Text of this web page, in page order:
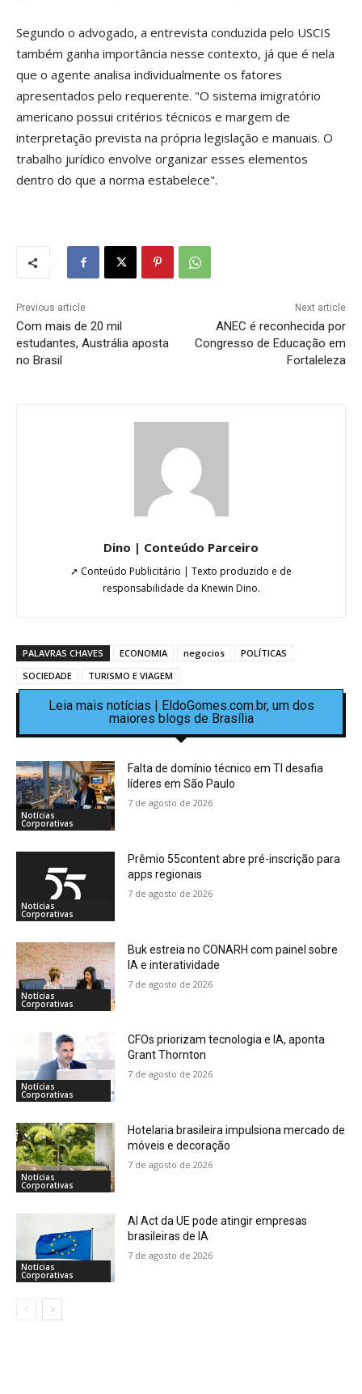
Segundo o advogado, a entrevista conduzida pelo USCIS
também ganha importância nesse contexto, já que é nela
que o agente analisa individualmente os fatores
apresentados pelo requerente. "O sistema imigratório
americano possui critérios técnicos e margem de
interpretação prevista na própria legislação e manuais. O
trabalho jurídico envolve organizar esses elementos
dentro do que a norma estabelece".
Previous article
Com mais de 20 mil
estudantes, Austrália aposta
no Brasil
Next article
ANEC é reconhecida por
Congresso de Educação em
Fortaleleza
Dino | Conteúdo Parceiro
➚ Conteúdo Publicitário | Texto produzido e de
responsabilidade da Knewin Dino.
PALAVRAS CHAVES ECONOMIA negocios
POLÍTICAS
SOCIEDADE
TURISMO E VIAGEM
Leia mais notícias | EldoGomes.com.br, um dos
maiores blogs de Brasília
Notícias
Corporativas
Falta de domínio técnico em TI desafia
líderes em São Paulo
7 de agosto de 2026
Notícias
Corporativas
Prêmio 55content abre pré-inscrição para
apps regionais
7 de agosto de 2026
Notícias
Corporativas
Buk estreia no CONARH com painel sobre
IA e interatividade
7 de agosto de 2026
Notícias
Corporativas
CFOs priorizam tecnologia e IA, aponta
Grant Thornton
7 de agosto de 2026
Notícias
Corporativas
Hotelaria brasileira impulsiona mercado de
móveis e decoração
7 de agosto de 2026
Notícias
Corporativas
AI Act da UE pode atingir empresas
brasileiras de IA
7 de agosto de 2026